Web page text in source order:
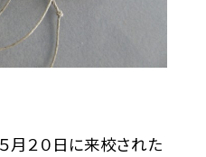
月２０日に来校された